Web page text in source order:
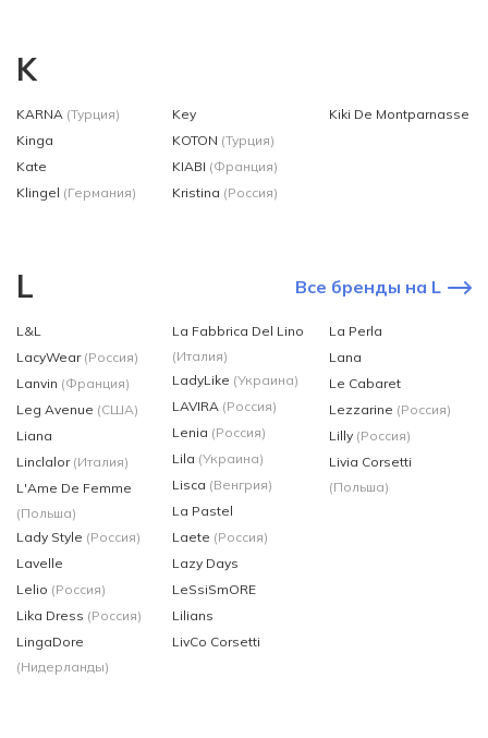
K
KARNA (Турция)
Kinga
Kate
Klingel (Германия)
Key
KOTON (Турция)
KIABI (Франция)
Kristina (Россия)
Kiki De Montparnasse
L Все бренды на L
L&L
LacyWear (Россия)
Lanvin (Франция)
Leg Avenue (США)
Liana
Linclalor (Италия)
L'Ame De Femme
(Польша)
Lady Style (Россия)
Lavelle
Lelio (Россия)
Lika Dress (Россия)
LingaDore
(Нидерланды)
La Fabbrica Del Lino
(Италия)
LadyLike (Украина)
LAVIRA (Россия)
Lenia (Россия)
Lila (Украина)
Lisca (Венгрия)
La Pastel
Laete (Россия)
Lazy Days
LeSsiSmORE
Lilians
LivCo Corsetti
La Perla
Lana
Le Cabaret
Lezzarine (Россия)
Lilly (Россия)
Livia Corsetti
(Польша)